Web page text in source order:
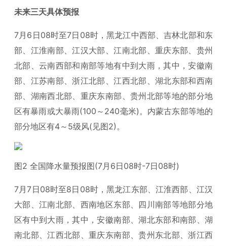
未来三天具体预报
7月6日08时至7日08时，黑龙江中西部、吉林北部和东
部、江淮南部、江汉大部、江南北部、重庆东部、贵州
北部、云南西部和南部等地有中到大雨，其中，安徽南
部、江苏南部、浙江北部、江西北部、湖北东部和西南
部、湖南西北部、重庆东南部、贵州北部等地的部分地
区有暴雨或大暴雨(100～240毫米)。内蒙古东部等地的
部分地区有4～5级风(见图2)。
图2 全国降水量预报图(7月6日08时-7日08时)
7月7日08时至8日08时，黑龙江东部、江淮西部、江汉
大部、江南北部、西南地区东部、四川南部等地部分地
区有中到大雨，其中，安徽南部、湖北东部和南部、湖
南北部、江西北部、重庆东南部、贵州东北部、浙江西